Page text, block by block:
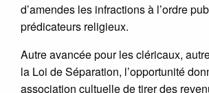
d’amendes les infractions à l’ordre
prédicateurs religieux.
Autre avancée pour les cléricaux,
la Loi de Séparation, l’opportunité
association cultuelle de tirer des